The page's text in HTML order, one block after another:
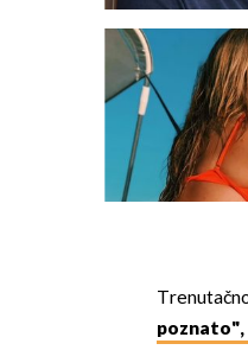
poznato",